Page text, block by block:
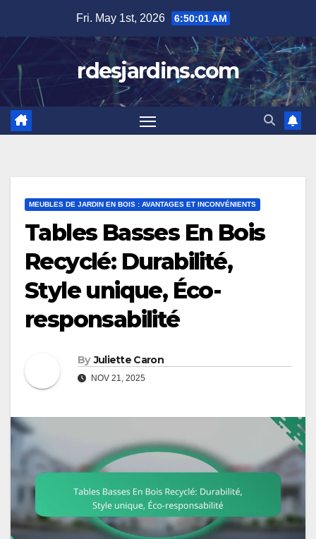
content
Fri. May 1st, 2026 6:50:02 AM
rdesjardins.com
MEUBLES DE JARDIN EN BOIS : AVANTAGES ET INCONVÉNIENTS
Tables Basses En Bois
Recyclé: Durabilité,
Style unique, Éco-
responsabilité
By Juliette Caron
NOV 21, 2025